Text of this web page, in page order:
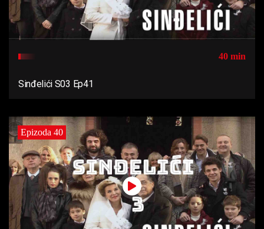
40 min
Sinđelići S03 Ep41
Epizoda 40